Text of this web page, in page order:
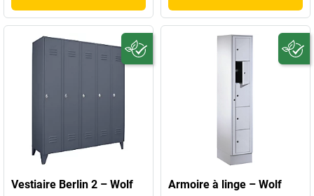
Vestiaire Berlin 2 – Wolf Armoire à linge – Wolf